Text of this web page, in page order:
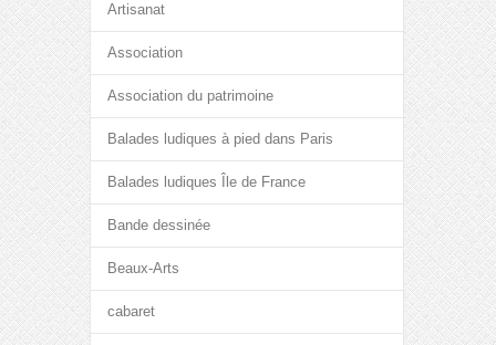
Artisanat
Association
Association du patrimoine
Balades ludiques à pied dans Paris
Balades ludiques Île de France
Bande dessinée
Beaux-Arts
cabaret